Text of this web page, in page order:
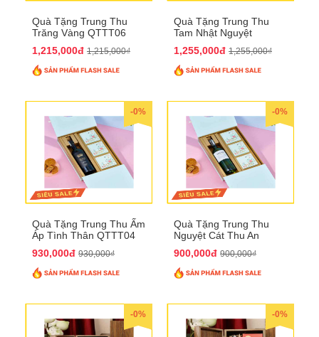
Quà Tặng Trung Thu
Trăng Vàng QTTT06
1,215,000đ 1,215,000₫
Quà Tặng Trung Thu
Tam Nhật Nguyệt
1,255,000đ 1,255,000₫
-0%
Quà Tặng Trung Thu Ấm
Áp Tình Thân QTTT04
930,000đ 930,000₫
-0%
Quà Tặng Trung Thu
Nguyệt Cát Thu An
900,000đ 900,000₫
-0% -0%